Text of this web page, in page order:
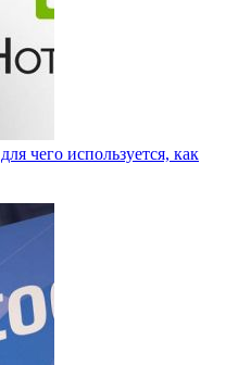
чего используется, как